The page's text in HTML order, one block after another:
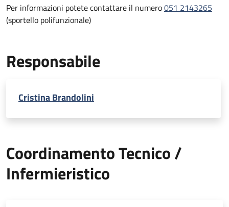
Per informazioni potete contattare il numero051 2143265
(sportello polifunzionale)
Responsabile
Cristina Brandolini
Coordinamento Tecnico /
Infermieristico